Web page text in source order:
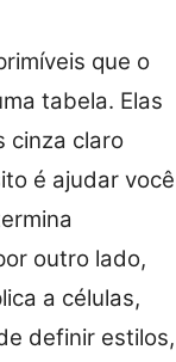
que o
tabela. Elas
cinza claro
é ajudar você
outro lado,
a células,
definir estilos,